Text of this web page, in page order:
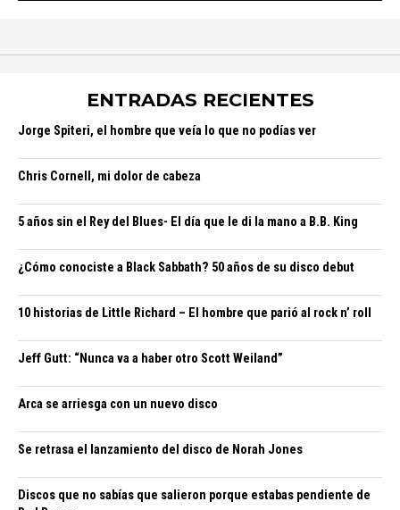
ENTRADAS RECIENTES
Jorge Spiteri, el hombre que veía lo que no podías ver
Chris Cornell, mi dolor de cabeza
5 años sin el Rey del Blues- El día que le di la mano a B.B. King
¿Cómo conociste a Black Sabbath? 50 años de su disco debut
10 historias de Little Richard – El hombre que parió al rock n’ roll
Jeff Gutt: “Nunca va a haber otro Scott Weiland”
Arca se arriesga con un nuevo disco
Se retrasa el lanzamiento del disco de Norah Jones
Discos que no sabías que salieron porque estabas pendiente de